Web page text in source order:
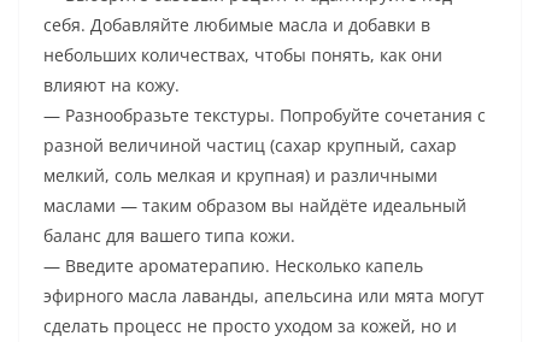
себя. Добавляйте любимые масла и добавки в
небольших количествах, чтобы понять, как они
влияют на кожу.
— Разнообразьте текстуры. Попробуйте сочетания с
разной величиной частиц (сахар крупный, сахар
мелкий, соль мелкая и крупная) и различными
маслами — таким образом вы найдёте идеальный
баланс для вашего типа кожи.
— Введите ароматерапию. Несколько капель
эфирного масла лаванды, апельсина или мята могут
сделать процесс не просто уходом за кожей, но и